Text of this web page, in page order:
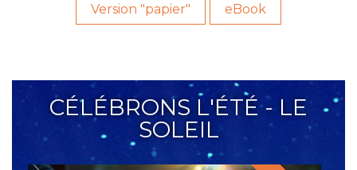
Version "papier" eBook
CÉLÉBRONS L'ÉTÉ - LE
SOLEIL